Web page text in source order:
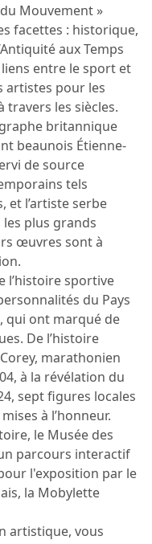
Mouvement »
facettes : historique,
aux Temps
entre le sport et
artistes pour les
les siècles.
britannique
beaunois Étienne-
de source
tels
et l’artiste serbe
plus grands
œuvres sont à
l’histoire sportive
du Pays
qui ont marqué de
De l’histoire
marathonien
à la révélation du
sept figures locales
à l’honneur.
le Musée des
parcours interactif
l'exposition par le
la Mobylette
artistique, vous